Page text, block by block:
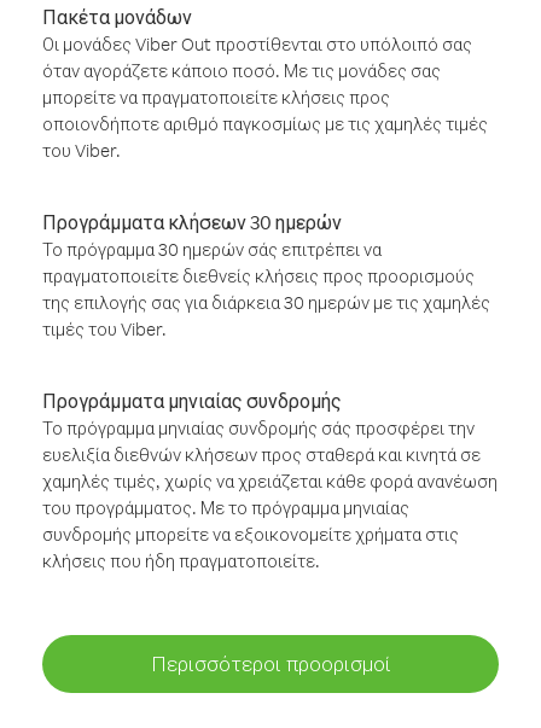
Πακέτα μονάδων
Οι μονάδες Viber Out προστίθενται στο υπόλοιπό σας
όταν αγοράζετε κάποιο ποσό. Με τις μονάδες σας
μπορείτε να πραγματοποιείτε κλήσεις προς
οποιονδήποτε αριθμό παγκοσμίως με τις χαμηλές τιμές
του Viber.
Προγράμματα κλήσεων 30 ημερών
Το πρόγραμμα 30 ημερών σάς επιτρέπει να
πραγματοποιείτε διεθνείς κλήσεις προς προορισμούς
της επιλογής σας για διάρκεια 30 ημερών με τις χαμηλές
τιμές του Viber.
Προγράμματα μηνιαίας συνδρομής
Το πρόγραμμα μηνιαίας συνδρομής σάς προσφέρει την
ευελιξία διεθνών κλήσεων προς σταθερά και κινητά σε
χαμηλές τιμές, χωρίς να χρειάζεται κάθε φορά ανανέωση
του προγράμματος. Με το πρόγραμμα μηνιαίας
συνδρομής μπορείτε να εξοικονομείτε χρήματα στις
κλήσεις που ήδη πραγματοποιείτε.
Περισσότεροι προορισμοί